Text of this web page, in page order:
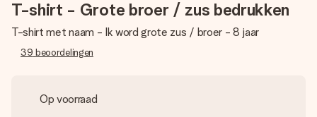
T-shirt - Grote broer / zus bedrukken
T-shirt met naam - Ik word grote zus / broer - 8 jaar
39 beoordelingen
Op voorraad